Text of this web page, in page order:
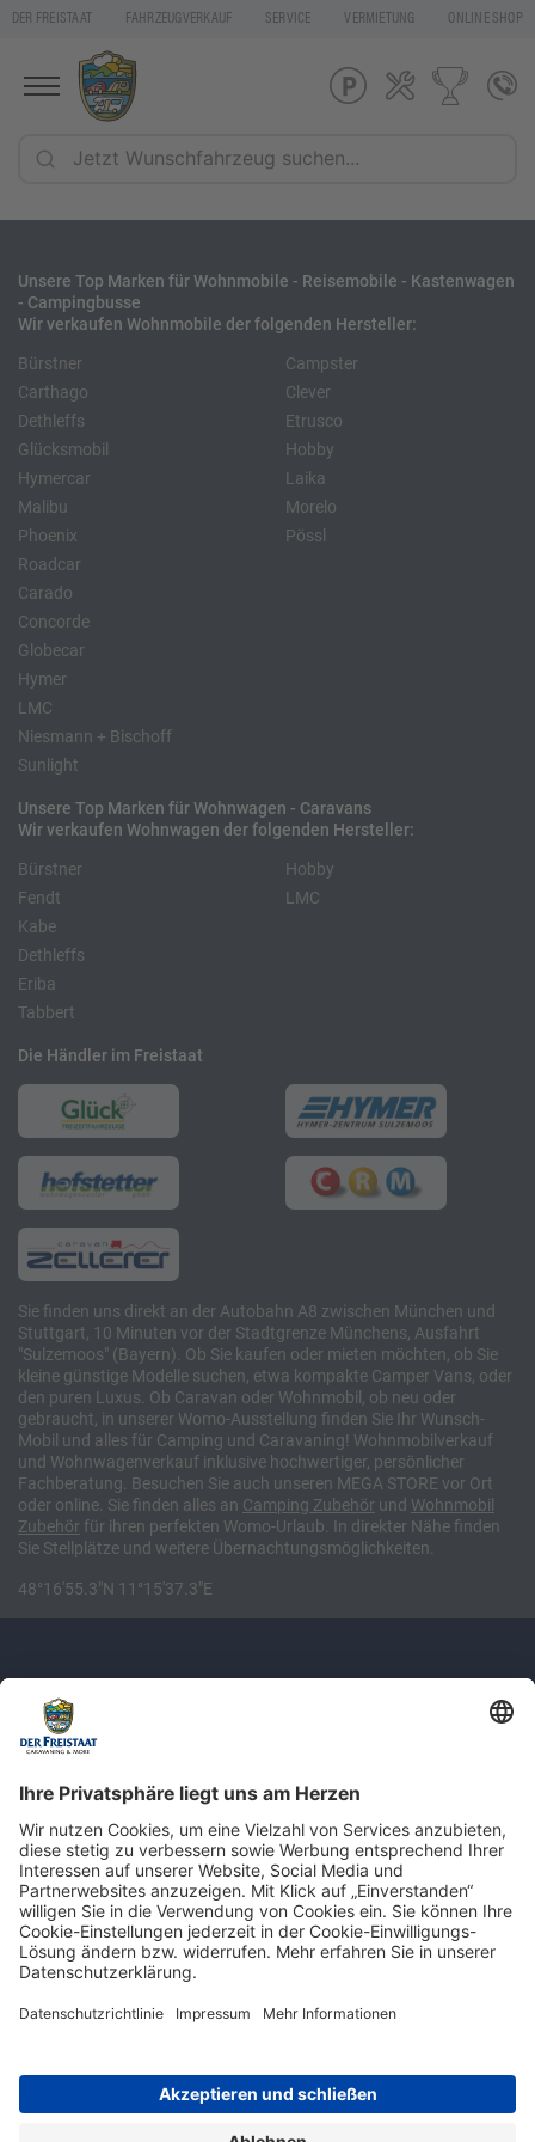
DER FREISTAAT FAHRZEUGVERKAUF SERVICE VERMIETUNG ONLINE SHOP
Unsere Top Marken für Wohnmobile - Reisemobile - Kastenwagen
- Campingbusse
Wir verkaufen Wohnmobile der folgenden Hersteller:
Bürstner
Carthago
Dethleffs
Glücksmobil
Hymercar
Malibu
Phoenix
Roadcar
Campster
Clever
Etrusco
Hobby
Laika
Morelo
Pössl
Carado
Concorde
Globecar
Hymer
LMC
Niesmann + Bischoff
Sunlight
Unsere Top Marken für Wohnwagen - Caravans
Wir verkaufen Wohnwagen der folgenden Hersteller:
Bürstner
Fendt
Kabe
Hobby
LMC
Dethleffs
Eriba
Tabbert
Die Händler im Freistaat
Sie finden uns direkt an der Autobahn A8 zwischen München und
Stuttgart, 10 Minuten vor der Stadtgrenze Münchens, Ausfahrt
"Sulzemoos" (Bayern). Ob Sie kaufen oder mieten möchten, ob Sie
kleine günstige Modelle suchen, etwa kompakte Camper Vans, oder
den puren Luxus. Ob Caravan oder Wohnmobil, ob neu oder
gebraucht, in unserer Womo-Ausstellung finden Sie Ihr Wunsch-
Mobil und alles für Camping und Caravaning! Wohnmobilverkauf
und Wohnwagenverkauf inklusive hochwertiger, persönlicher
Fachberatung. Besuchen Sie auch unseren MEGA STORE vor Ort
oder online. Sie finden alles an Camping Zubehör und Wohnmobil
Zubehör für ihren perfekten Womo-Urlaub. In direkter Nähe finden
Sie Stellplätze und weitere Übernachtungsmöglichkeiten.
48°16'55.3"N 11°15'37.3"E
Newsletter: Jetzt auf
shop.derfreistaat.de anmelden und
einen 5€ Gutschein für unseren Online-
Shop erhalten!*
Impressum Datenschutz Barrierefreiheit